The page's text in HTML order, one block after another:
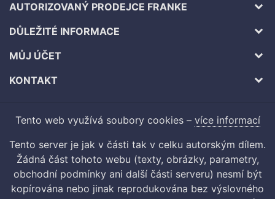
AUTORIZOVANÝ PRODEJCE FRANKE
DŮLEŽITÉ INFORMACE
MŮJ ÚČET
KONTAKT
Tento web využívá soubory cookies – více informací
Tento server je jak v části tak v celku autorským dílem.
Žádná část tohoto webu (texty, obrázky, parametry,
obchodní podmínky ani další části serveru) nesmí být
kopírována nebo jinak reprodukována bez výslovného